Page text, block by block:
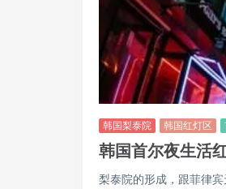
韩国梨泰院 韩国红灯区
韩国首尔夜生活
梨泰院的形成，跟菲律